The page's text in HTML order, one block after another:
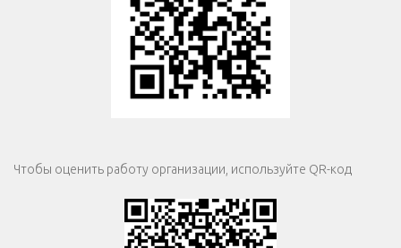
Чтобы оценить работу организации, используйте QR-код